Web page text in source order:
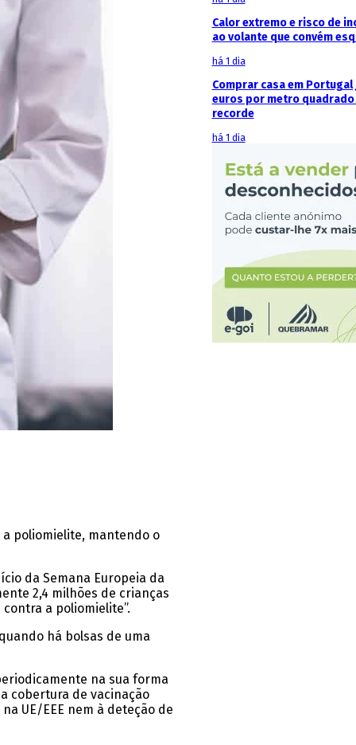
a poliomielite, mantendo o
da Semana Europeia da
2,4 milhões de crianças
a poliomielite”.
há bolsas de uma
na sua forma
cobertura de vacinação
UE/EEE nem à deteção de
Calor extremo e risco de
ao volante que convém
há 1 dia
Comprar casa em Portugal
euros por metro quadrado
recorde
há 1 dia